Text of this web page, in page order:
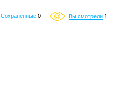
Сохраненные 0 Вы смотрели 1